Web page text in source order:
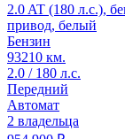
2.0 AT (180 л.с.),
привод, белый
Бензин
93210 км.
2.0 / 180 л.с.
Передний
Автомат
2 владельца